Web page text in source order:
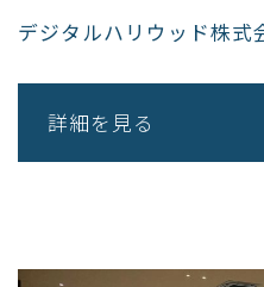
デジタルハリウッド株式
詳細を見る